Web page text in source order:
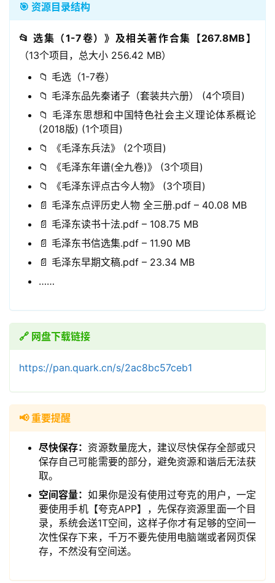
券
入
口
🎯 资源目录结构
📂 选集（1-7卷）》及相关著作合集【267.8MB】
（13个项目，总大小 256.42 MB）
📁 毛选（1-7卷）
📁 毛泽东品先秦诸子（套装共六册） (4个项目)
📁 毛泽东思想和中国特色社会主义理论体系概论
(2018版) (1个项目)
📁 《毛泽东兵法》 (2个项目)
📁 《毛泽东年谱(全九卷)》 (3个项目)
📁 《毛泽东评点古今人物》 (3个项目)
📄 毛泽东点评历史人物 全三册.pdf – 40.08 MB
📄 毛泽东读书十法.pdf – 108.75 MB
📄 毛泽东书信选集.pdf – 11.90 MB
📄 毛泽东早期文稿.pdf – 23.34 MB
……
🔗 网盘下载链接
https://pan.quark.cn/s/2ac8bc57ceb1
📢 重要提醒
尽快保存： 资源数量庞大，建议尽快保存全部或只
保存自己可能需要的部分，避免资源和谐后无法获
取。
空间容量：如果你是没有使用过夸克的用户，一定
要使用手机【夸克APP】，先保存资源里面一个目
录，系统会送1T空间，这样子你才有足够的空间一
次性保存下来，千万不要先使用电脑端或者网页保
存，不然没有空间送。